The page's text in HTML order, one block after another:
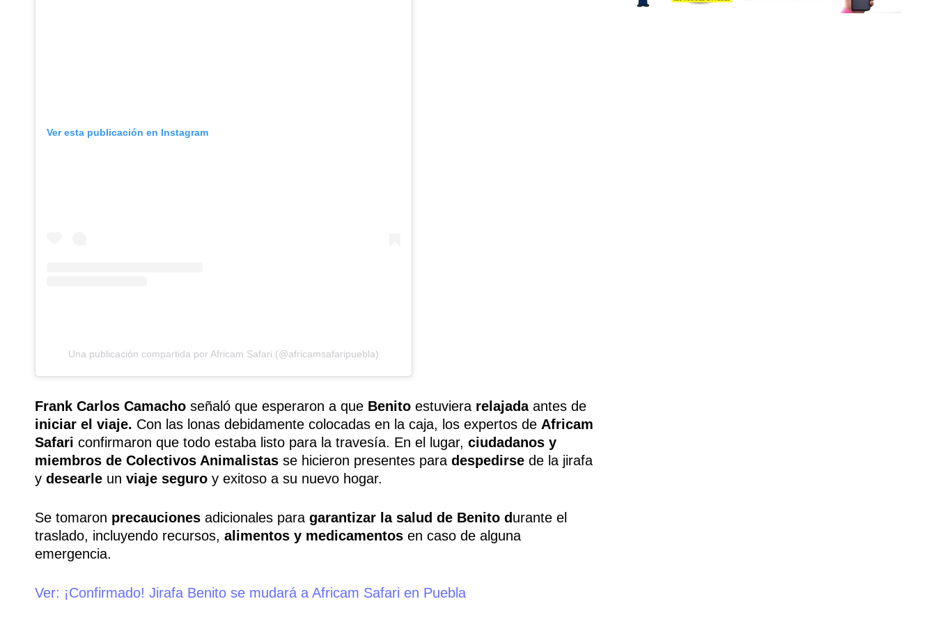
Ver esta publicación en Instagram
Una publicación compartida por Africam Safari (@africamsafaripuebla)
Frank Carlos Camacho señaló que esperaron a que Benito estuviera relajadaantes de
iniciar el viaje. Con las lonas debidamente colocadas en la caja, los expertos de Africam
Safari confirmaron que todo estaba listo para la travesía. En el lugar, ciudadanos y
miembros de Colectivos Animalistas se hicieron presentes para despedirse de la jirafa
y desearle un viaje seguro y exitoso a su nuevo hogar.
Se tomaron precauciones adicionales para garantizar la salud de Benito durante el
traslado, incluyendo recursos, alimentos y medicamentos en caso de alguna
emergencia.
Ver: ¡Confirmado! Jirafa Benito se mudará a Africam Safari en Puebla